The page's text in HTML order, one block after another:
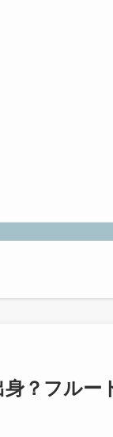
身？フル